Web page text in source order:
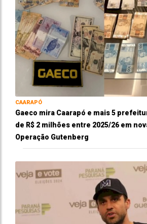
CAARAPÓ
Gaeco mira Caarapó e mais 5
de R$ 2 milhões entre 2025/26 em
Operação Gutenberg